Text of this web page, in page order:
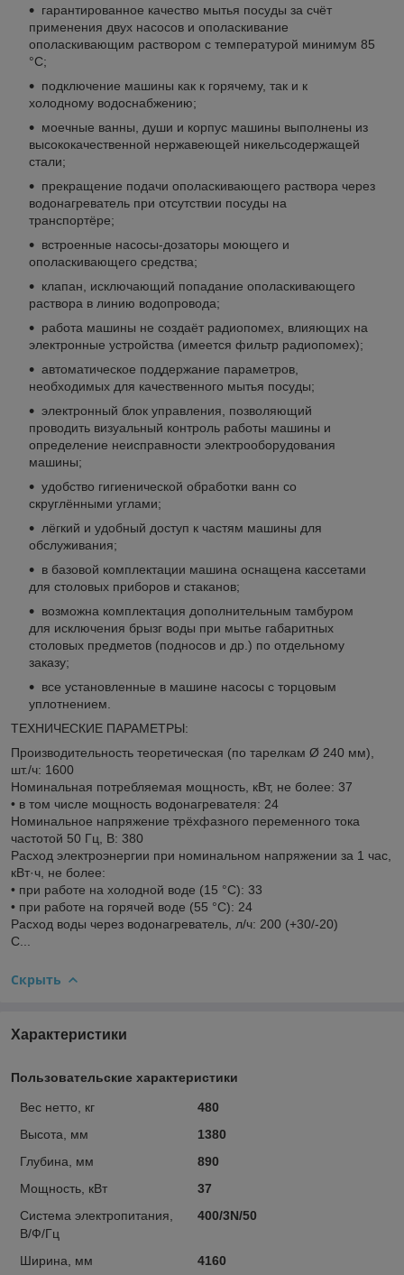
гарантированное качество мытья посуды за счёт
применения двух насосов и ополаскивание
ополаскивающим раствором с температурой минимум 85
°C;
подключение машины как к горячему, так и к
холодному водоснабжению;
моечные ванны, души и корпус машины выполнены из
высококачественной нержавеющей никельсодержащей
стали;
прекращение подачи ополаскивающего раствора через
водонагреватель при отсутствии посуды на
транспортёре;
встроенные насосы-дозаторы моющего и
ополаскивающего средства;
клапан, исключающий попадание ополаскивающего
раствора в линию водопровода;
работа машины не создаёт радиопомех, влияющих на
электронные устройства (имеется фильтр радиопомех);
автоматическое поддержание параметров,
необходимых для качественного мытья посуды;
электронный блок управления, позволяющий
проводить визуальный контроль работы машины и
определение неисправности электрооборудования
машины;
удобство гигиенической обработки ванн со
скруглёнными углами;
лёгкий и удобный доступ к частям машины для
обслуживания;
в базовой комплектации машина оснащена кассетами
для столовых приборов и стаканов;
возможна комплектация дополнительным тамбуром
для исключения брызг воды при мытье габаритных
столовых предметов (подносов и др.) по отдельному
заказу;
все установленные в машине насосы с торцовым
уплотнением.
ТЕХНИЧЕСКИЕ ПАРАМЕТРЫ:
Производительность теоретическая (по тарелкам Ø 240 мм),
шт./ч: 1600
Номинальная потребляемая мощность, кВт, не более: 37
• в том числе мощность водонагревателя: 24
Номинальное напряжение трёхфазного переменного тока
частотой 50 Гц, В: 380
Расход электроэнергии при номинальном напряжении за 1 час,
кВт·ч, не более:
• при работе на холодной воде (15 °C): 33
• при работе на горячей воде (55 °C): 24
Расход воды через водонагреватель, л/ч: 200 (+30/-20)
С...
Скрыть
Характеристики
Пользовательские характеристики
Вес нетто, кг
480
Высота, мм
1380
Глубина, мм
890
Мощность, кВт
37
Система электропитания,
В/Ф/Гц
400/3N/50
Ширина, мм 4160